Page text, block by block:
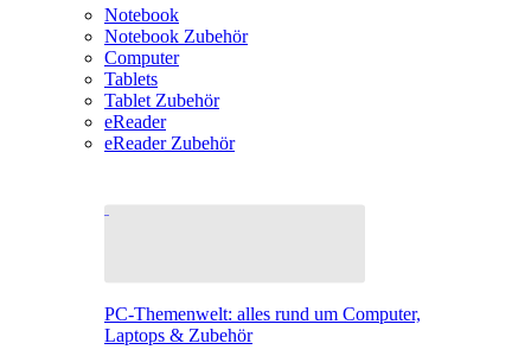
Notebook
Notebook Zubehör
Computer
Tablets
Tablet Zubehör
eReader
eReader Zubehör
PC-Themenwelt: alles rund um Computer,
Laptops & Zubehör